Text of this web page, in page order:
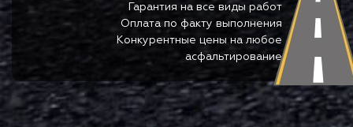
Гарантия на все виды работ
Оплата по факту выполнения
Конкурентные цены на любое
асфальтирование